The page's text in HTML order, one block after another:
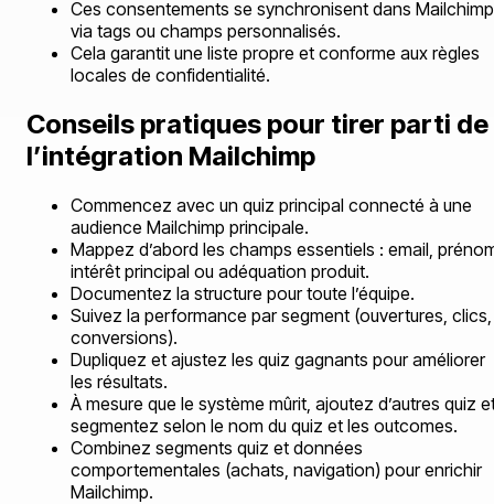
Ces consentements se synchronisent dans Mailchimp
via tags ou champs personnalisés.
Cela garantit une liste propre et conforme aux règles
locales de confidentialité.
Conseils pratiques pour tirer parti de
l’intégration Mailchimp
Commencez avec un quiz principal connecté à une
audience Mailchimp principale.
Mappez d’abord les champs essentiels : email,
intérêt principal ou adéquation produit.
Documentez la structure pour toute l’équipe.
Suivez la performance par segment (ouvertures, clics,
conversions).
Dupliquez et ajustez les quiz gagnants pour améliorer
les résultats.
À mesure que le système mûrit, ajoutez d’autres quiz
segmentez selon le nom du quiz et les outcomes.
Combinez segments quiz et données
comportementales (achats, navigation) pour enrichir
Mailchimp.